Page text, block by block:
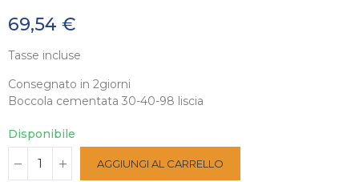
69,54 €
Tasse incluse
Consegnato in 2giorni
Boccola cementata 30-40-98 liscia
Disponibile
AGGIUNGI AL CARRELLO